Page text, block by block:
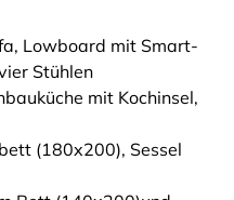
Lowboard mit Smart-
Stühlen
mit Kochinsel,
(180x200), Sessel